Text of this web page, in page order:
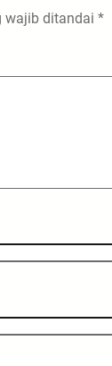
wajib ditandai *